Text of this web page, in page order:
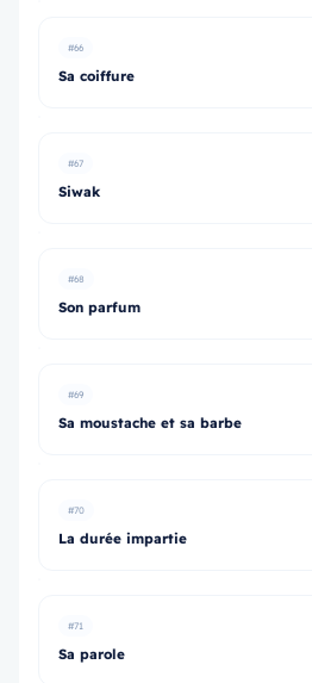
#66
Sa coiffure
#67
Siwak
#68
Son parfum
#69
Sa moustache et sa barbe
#70
La durée impartie
#71
Sa parole